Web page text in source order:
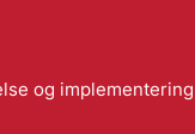
og implementering